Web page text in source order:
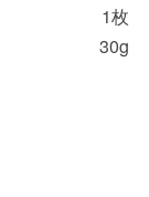
1枚
30g